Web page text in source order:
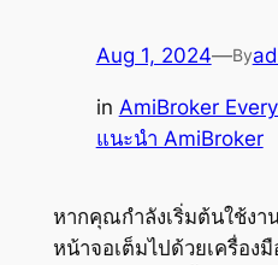
Aug 1, 2024—By
in AmiBroker
แนะนำ AmiBroker
หากคุณกำลังเริ่มต้นใช้งา
หน้าจอเต็มไปด้วยเครื่อง